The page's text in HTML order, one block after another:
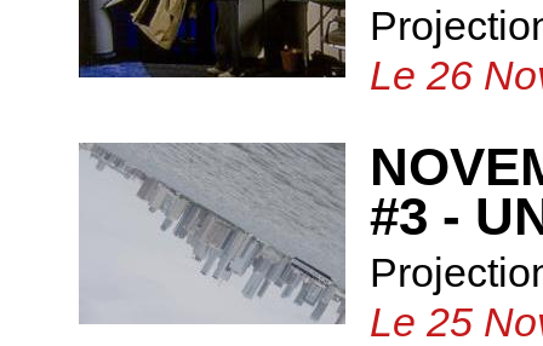
Le 26
#3 -
Le 25